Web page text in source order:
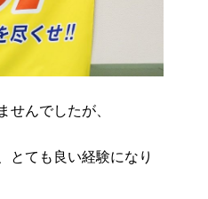
んでしたが、
とても良い経験になり